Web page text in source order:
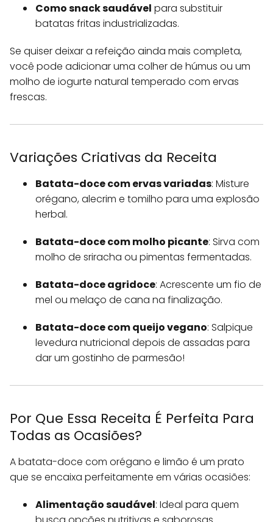
Como snack saudável para substituir
batatas fritas industrializadas.
Se quiser deixar a refeição ainda mais completa,
você pode adicionar uma colher de húmus ou um
molho de iogurte natural temperado com ervas
frescas.
Variações Criativas da Receita
Batata-doce com ervas variadas: Misture
orégano, alecrim e tomilho para uma explosão
herbal.
Batata-doce com molho picante: Sirva com
molho de sriracha ou pimentas fermentadas.
Batata-doce agridoce: Acrescente um fio de
mel ou melaço de cana na finalização.
Batata-doce com queijo vegano: Salpique
levedura nutricional depois de assadas para
dar um gostinho de parmesão!
Por Que Essa Receita É Perfeita Para
Todas as Ocasiões?
A batata-doce com orégano e limão é um prato
que se encaixa perfeitamente em várias ocasiões:
Alimentação saudável: Ideal para quem